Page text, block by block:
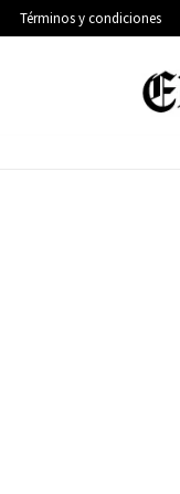
Términos y condiciones